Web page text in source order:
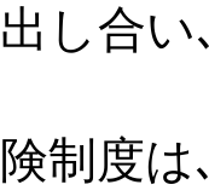
し合
制度は